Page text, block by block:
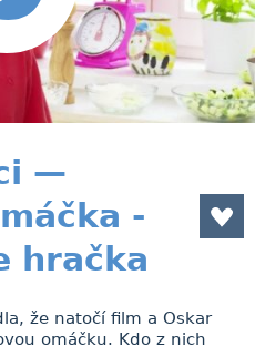
—
-
hračka
že natočí film a Oskar
omáčku. Kdo z nich